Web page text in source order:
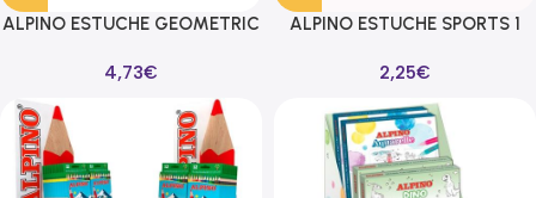
ALPINO ESTUCHE GEOMETRIC
22X11X3,5CM MULTICOLOR
4,73€
ALPINO ESTUCHE SPORTS 1
MULTICOLOR
2,25€